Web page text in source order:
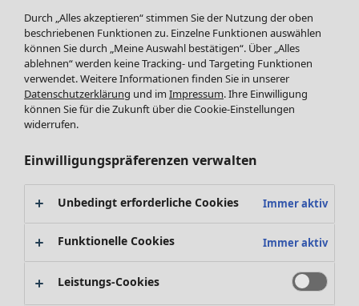
Schuhe
Bademode
Basics
SALE Zuhause
Alle anzeigen
Dekoration
Textilien
Frottee
Pullover
Tops & Shirts
Strickpullover
Westen
Hosen
Blusen
Jacken & Mäntel
Röcke
Zuhause
Neuheiten
Alle anzeigen
Gardinen
Teppiche
Frottee
Geschirr
Tischdecken & -läufer
Dekoration & Accessoires
Bücher
AngeboteMenü öffnen Angebote
Alle anzeigen
Premierenpreise
Kollektionen
Durch „Alles akzeptieren“ stimmen Sie der Nutzung der oben
beschriebenen Funktionen zu. Einzelne Funktionen auswählen
können Sie durch „Meine Auswahl bestätigen“. Über „Alles
ablehnen“ werden keine Tracking- und Targeting Funktionen
verwendet. Weitere Informationen finden Sie in unserer
Datenschutzerklärung und im Impressum. Ihre Einwilligung
können Sie für die Zukunft über die Cookie-Einstellungen
widerrufen.
Einwilligungspräferenzen verwalten
Unbedingt erforderliche Cookies Immer aktiv
Funktionelle Cookies Immer aktiv
Leistungs-Cookies